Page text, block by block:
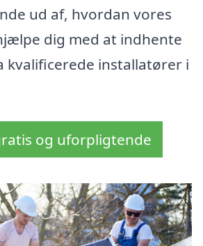
ud af, hvordan vores
dig med at indhente
kvalificerede installatører i
og uforpligtende